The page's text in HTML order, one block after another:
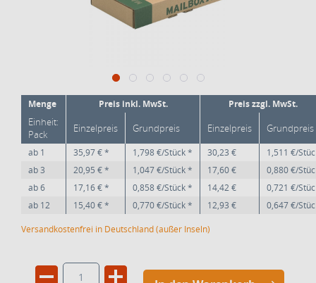
Menge Preis inkl. MwSt. Preis zzgl. MwSt.
Einheit:
Pack
Einzelpreis Grundpreis Einzelpreis Grundpreis
ab 1 35,97 € * 1,798 €/Stück * 30,23 €
1,511 €/
ab3 20,95 € * 1,047 €/Stück * 17,60 €
0,880 €/
ab6 17,16 € * 0,858 €/Stück * 14,42 €
0,721 €/
ab 12 15,40 € * 0,770 €/Stück * 12,93 €
0,647 €/
Versandkostenfrei in Deutschland (außer Inseln)